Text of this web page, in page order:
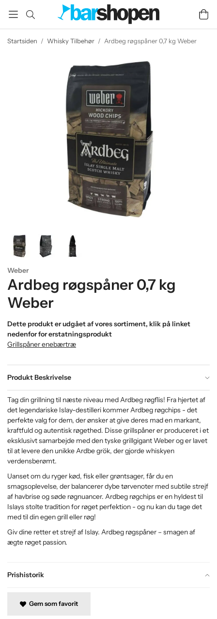
Startsiden / Whisky Tilbehør / Ardbeg røgspåner 0,7 kg Weber
Weber
Ardbeg røgspåner 0,7 kg
Weber
Dette produkt er udgået af vores sortiment, klik på linket
nedenfor for erstatningsprodukt
Grillspåner enebærtræ
Produkt Beskrivelse
Prishistorik
Tag din grillning til næste niveau med Ardbeg røgflis! Fra hjertet af
det legendariske Islay-destilleri kommer Ardbeg røgchips - det
perfekte valg for dem, der ønsker at give deres mad en markant,
kraftfuld og autentisk røgethed. Disse grillspåner er produceret i et
eksklusivt samarbejde med den tyske grillgigant Weber og er lavet
til at levere den unikke Ardbe grök, der gjorde whiskyen
verdensberømt.
Uanset om du ryger kød, fisk eller grøntsager, får du en
smagsoplevelse, der balancerer dybe tørvenoter med subtile strejf
af havbrise og søde røgnuancer. Ardbeg røgchips er en hyldest til
Islays stolte tradition for røget perfektion - og nu kan du tage det
med til din egen grill eller røg!
Giv dine retter et strejf af Islay. Ardbeg røgspåner – smagen af ​​
ægte røget passion.
Gem som favorit